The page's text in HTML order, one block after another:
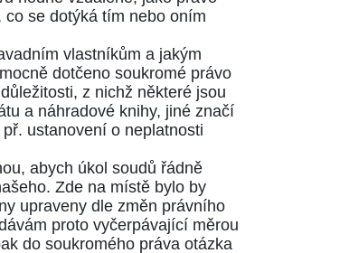
se dotýká tím nebo oním
vlastníkům a jakým
dotčeno soukromé právo
z nichž některé jsou
a náhradové knihy, jiné značí
ustanovení o neplatnosti
abych úkol soudů řádně
Zde na místě bylo by
upraveny dle změn právního
proto vyčerpávající měrou
do soukromého práva otázka